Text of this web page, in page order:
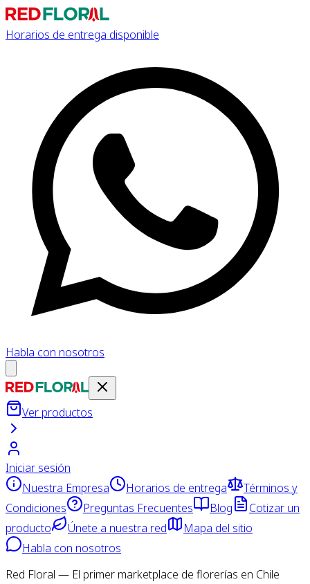
Horarios de entrega disponible
Habla con nosotros
Ver productos
Iniciar sesión
Nuestra Empresa
Horarios de entrega
Términos y
Condiciones
Preguntas Frecuentes Blog
Cotizar un
producto
Únete a nuestra red
Mapa del sitio
Habla con nosotros
Red Floral — El primer marketplace de florerías en Chile